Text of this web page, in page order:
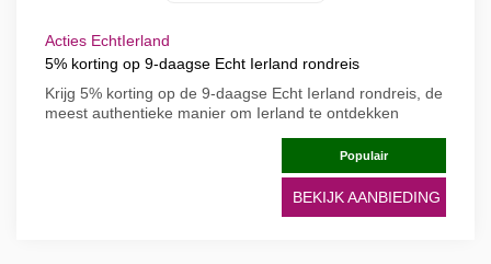
Acties EchtIerland
5% korting op 9-daagse Echt Ierland rondreis
Krijg 5% korting op de 9-daagse Echt Ierland rondreis, de
meest authentieke manier om Ierland te ontdekken
Populair
BEKIJK AANBIEDING